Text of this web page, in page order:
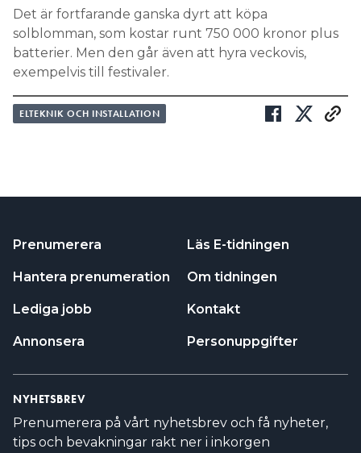
Det är fortfarande ganska dyrt att köpa
solblomman, som kostar runt 750 000 kronor plus
batterier. Men den går även att hyra veckovis,
exempelvis till festivaler.
ELTEKNIK OCH INSTALLATION
Prenumerera
Hantera prenumeration
Lediga jobb
Annonsera
Läs E-tidningen
Om tidningen
Kontakt
Personuppgifter
NYHETSBREV
Prenumerera på vårt nyhetsbrev och få nyheter,
tips och bevakningar rakt ner i inkorgen